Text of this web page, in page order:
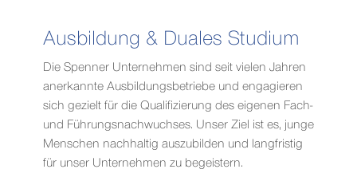
Ausbildung & Duales Studium
Die Spenner Unternehmen sind seit vielen Jahren
anerkannte Ausbildungsbetriebe und engagieren
sich gezielt für die Qualifizierung des eigenen Fach-
und Führungsnachwuchses. Unser Ziel ist es, junge
Menschen nachhaltig auszubilden und langfristig
für unser Unternehmen zu begeistern.